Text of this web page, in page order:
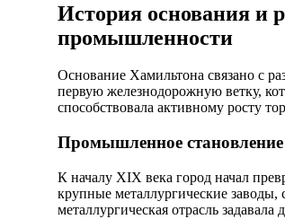
История основания и
промышленности
Основание Хамильтона связано с
первую железнодорожную ветку,
способствовала активному росту
Промышленное становление
К началу XIX века город начал
крупные металлургические
металлургическая отрасль